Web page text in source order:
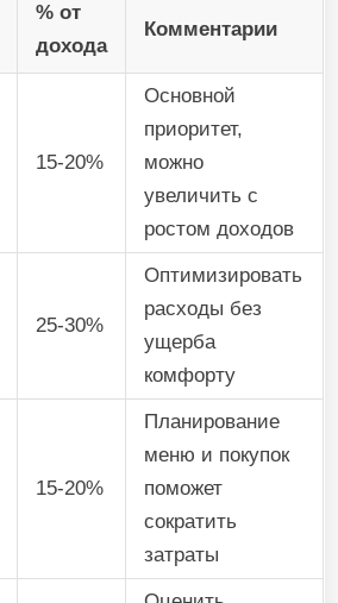
% от
дохода
Комментарии
15-20%
Основной
приоритет,
можно
увеличить с
ростом доходов
25-30%
Оптимизировать
расходы без
ущерба
комфорту
15-20%
Планирование
меню и покупок
поможет
сократить
затраты